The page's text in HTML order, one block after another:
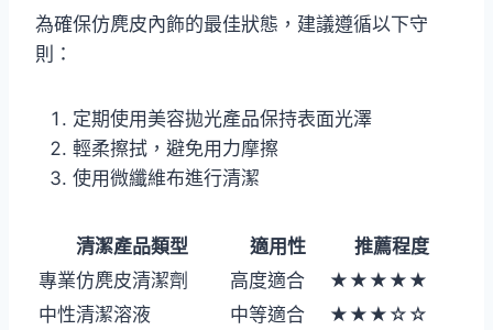
為確保仿麂皮內飾的最佳狀態，建議遵循以下守
則：
定期使用美容拋光產品保持表面光澤
輕柔擦拭，避免用力摩擦
使用微纖維布進行清潔
清潔產品類型 適用性
推薦程度
專業仿麂皮清潔劑
高度適合
★★★★★
中性清潔溶液
中等適合
★★★☆☆